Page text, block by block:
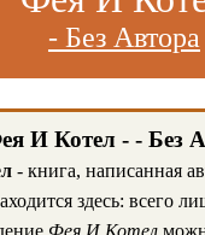
- Без Автора
И Котел - - Без
- книга, написанная
здесь: всего
Фея И Котел